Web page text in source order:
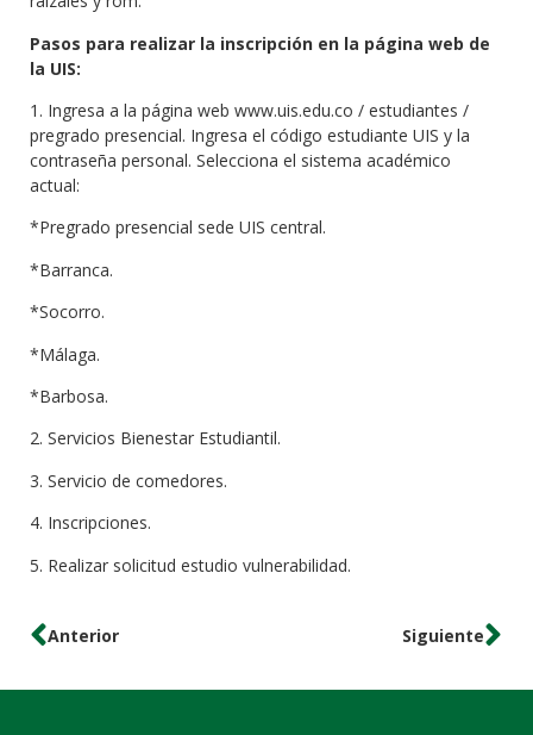
Pasos para realizar la inscripción en la página web de
la UIS:
1. Ingresa a la página web www.uis.edu.co / estudiantes /
pregrado presencial. Ingresa el código estudiante UIS y la
contraseña personal. Selecciona el sistema académico
actual:
*Pregrado presencial sede UIS central.
*Barranca.
*Socorro.
*Málaga.
*Barbosa.
2. Servicios Bienestar Estudiantil.
3. Servicio de comedores.
4. Inscripciones.
5. Realizar solicitud estudio vulnerabilidad.
Anterior Siguiente